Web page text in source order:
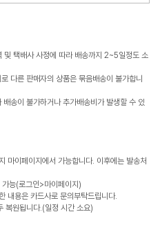
및 택배사 사정에 따라 배송까지 2~5일정도 소
다른 판매자의 상품은 묶음배송이 불가합니
송이 불가하거나 추가배송비가 발생할 수 있
이페이지에서 가능합니다. 이후에는 발송처
능(로그인>마이페이지)
내용은 카드사로 문의부탁드립니다.
복원됩니다.(일정 시간 소요)